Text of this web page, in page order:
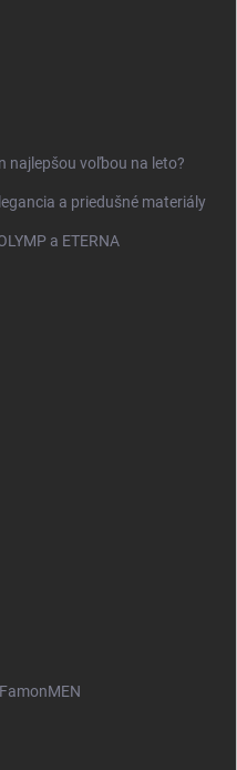
najlepšou voľbou na leto?
a priedušné materiály
a ETERNA